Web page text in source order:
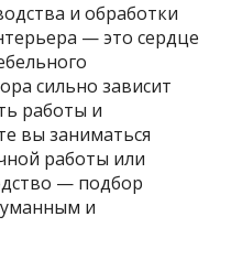
и обработки
— это сердце
сильно зависит
работы и
вы заниматься
работы или
— подбор
и